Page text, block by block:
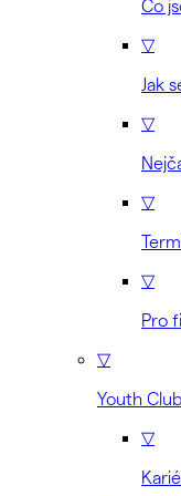
Co
▽
Jak
▽
▽
▽
Pro
▽
Youth Club
▽